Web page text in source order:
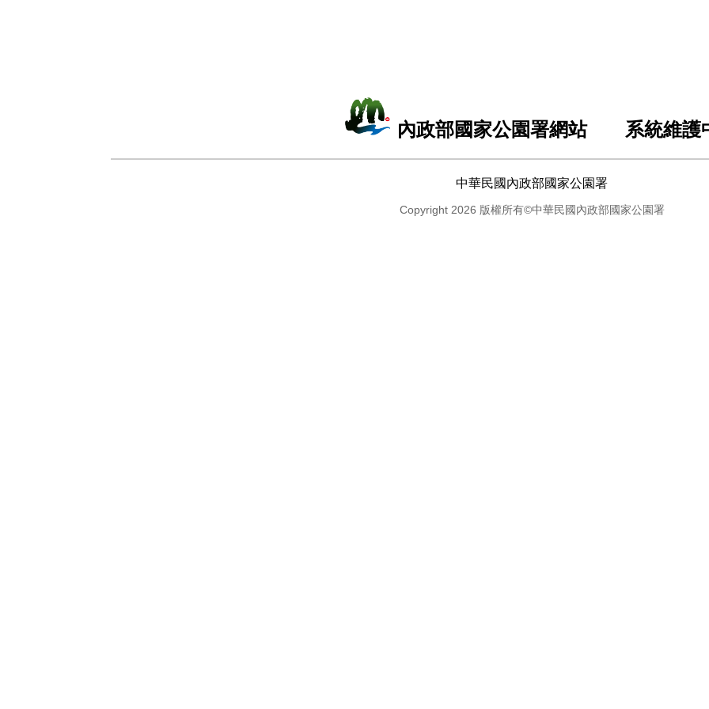
內政部國家公園署網站 系統維護
中華民國內政部國家公園署
Copyright 2026 版權所有©中華民國內政部國家公園署